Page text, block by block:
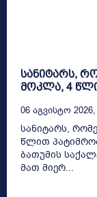
სანიტარს,
მოკლა, 4
06 Აგვისტო 2026,
სანიტარს,
წლით
ბათუმის
მათ მიერ...